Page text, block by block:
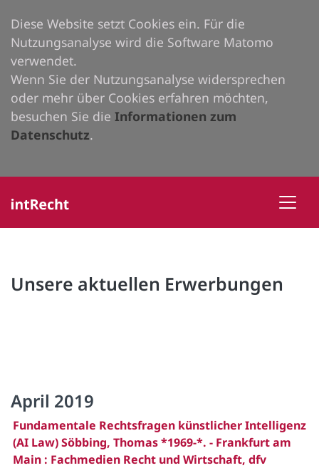
Diese Website setzt Cookies ein. Für die
Nutzungsanalyse wird die Software Matomo
verwendet.
Wenn Sie der Nutzungsanalyse widersprechen
oder mehr über Cookies erfahren möchten,
besuchen Sie die Informationen zum
Datenschutz.
Unsere aktuellen Erwerbungen
April 2019
Fundamentale Rechtsfragen künstlicher Intelligenz
(AI Law) Söbbing, Thomas *1969-*. - Frankfurt am
Main : Fachmedien Recht und Wirtschaft, dfv